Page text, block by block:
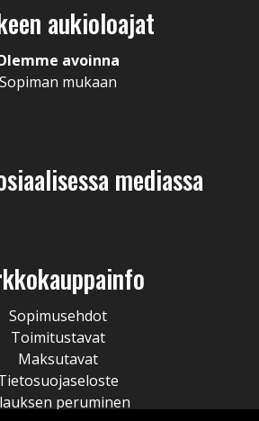
aukioloajat
avoinna
Sopiman mukaan
mediassa
Sopimusehdot
Toimitustavat
Maksutavat
peruminen